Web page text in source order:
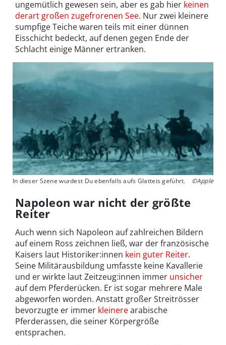
ungemütlich gewesen sein, aber es gab hier keinen
derart großen zugefrorenen See. Nur zwei kleinere
sumpfige Teiche waren teils mit einer dünnen
Eisschicht bedeckt, auf denen gegen Ende der
Schlacht einige Männer ertranken.
In dieser Szene wurdest Du ebenfalls aufs Glatteis geführt. ©Apple
Napoleon war nicht der größte
Reiter
Auch wenn sich Napoleon auf zahlreichen Bildern
auf einem Ross zeichnen ließ, war der französische
Kaisers laut Historiker:innen kein guter Reiter.
Seine Militärausbildung umfasste keine Kavallerie
und er wirkte laut Zeitzeug:innen immer unsicher
auf dem Pferderücken. Er ist sogar mehrere Male
abgeworfen worden. Anstatt großer Streitrösser
bevorzugte er immer kleinerearabische
Pferderassen, die seiner Körpergröße
entsprachen.